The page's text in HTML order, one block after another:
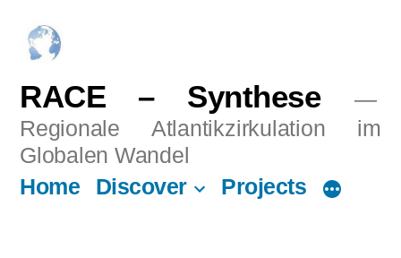
content
RACE – Synthese
Regionale Atlantikzirkulation im
Globalen Wandel
Home
Discover Projects